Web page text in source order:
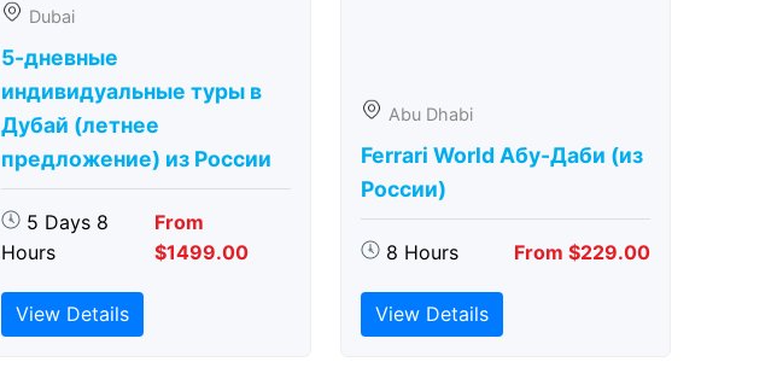
Dubai
5-дневные
индивидуальные туры в
Дубай (летнее
предложение) из России
5 Days 8
Hours
From
$1499.00
View Details
Abu Dhabi
Ferrari World Абу-Даби (из
России)
8 Hours From $229.00
View Details